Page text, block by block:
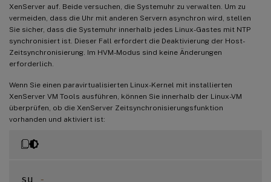
XenServer auf. Beide versuchen, die Systemuhr zu verwalten. Um zu
vermeiden, dass die Uhr mit anderen Servern asynchron wird, stellen
Sie sicher, dass die Systemuhr innerhalb jedes Linux-Gastes mit NTP
synchronisiert ist. Dieser Fall erfordert die Deaktivierung der Host-
Zeitsynchronisierung. Im HVM-Modus sind keine Änderungen
erforderlich.
Wenn Sie einen paravirtualisierten Linux-Kernel mit installierten
XenServer VM Tools ausführen, können Sie innerhalb der Linux-VM
überprüfen, ob die XenServer Zeitsynchronisierungsfunktion
vorhanden und aktiviert ist:
su -